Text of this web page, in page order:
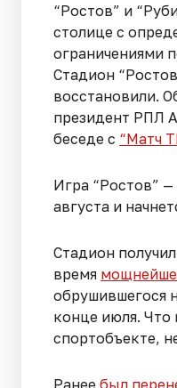
“Ростов” и
столице с
ограничениями
Стадион
восстановили.
президент РПЛ
беседе с “Матч
Игра “Ростов” —
августа и
Стадион
время
обрушившегося
конце июля. Что
спортобъекте,
Ранее был